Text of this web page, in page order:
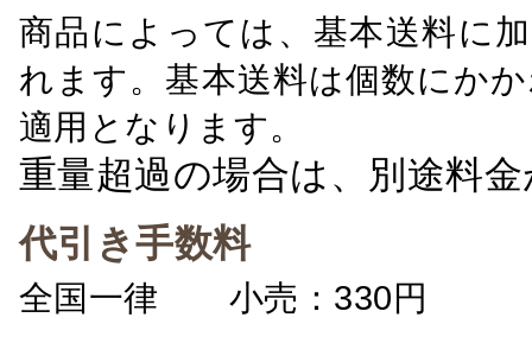
商品によっては、基本送料に
れます。基本送料は個数にか
適用となります。
重量超過の場合は、別途料
代引き手数料
全国一律 小売：330円 卸